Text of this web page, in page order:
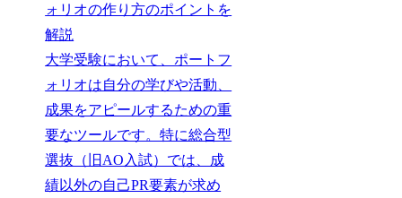
ォリオの作り方のポイントを
解説
大学受験において、ポートフ
ォリオは自分の学びや活動、
成果をアピールするための重
要なツールです。特に総合型
選抜（旧AO入試）では、成
績以外の自己PR要素が求め